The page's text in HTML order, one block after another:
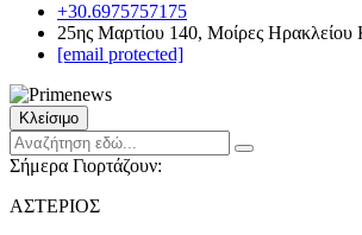
+30.6975757175
25ης Μαρτίου 140, Μοίρες Ηρακλείου
[email protected]
Κλείσιμο
Σήμερα Γιορτάζουν:
ΑΣΤΕΡΙΟΣ